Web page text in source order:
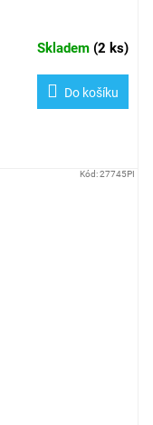
Skladem (2 ks)
Do košíku
Kód:27745PI